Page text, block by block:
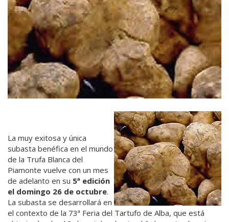
La muy exitosa y única
subasta benéfica en el mundo
de la Trufa Blanca del
Piamonte vuelve con un mes
de adelanto en su 5ª edición
el domingo 26 de octubre.
La subasta se desarrollará en
el contexto de la 73ª Feria del Tartufo de Alba, que está